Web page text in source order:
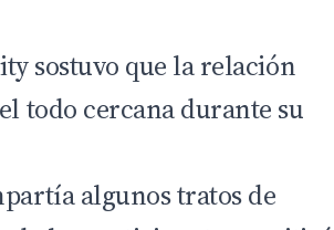
sostuvo que la relación
todo cercana durante su
algunos tratos de